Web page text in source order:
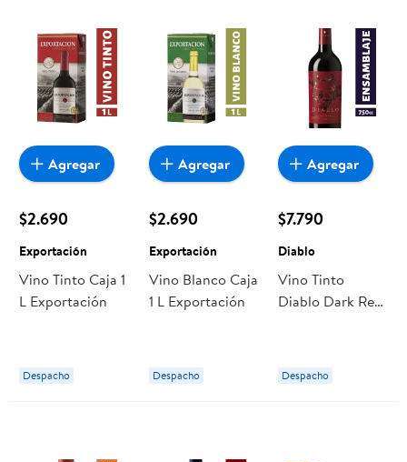
$2.690
Exportación
Vino Tinto Caja 1
L Exportación
Despacho
Agregar
$2.690
Exportación
Vino Blanco Caja
1 L Exportación
Despacho
Agregar
$7.790
Diablo
Vino Tinto
Diablo Dark Red
Despacho
Agregar